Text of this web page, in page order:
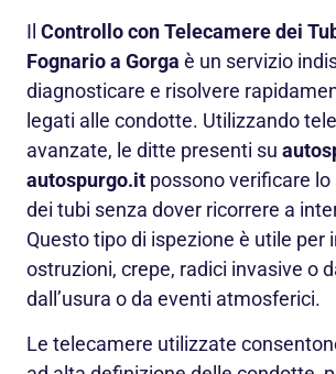
Il Controllo con Telecamere dei
Fognario a Gorga è un servizio
diagnosticare e risolvere
legati alle condotte. Utilizzando
avanzate, le ditte presenti su
autospurgo.it possono verificare
dei tubi senza dover ricorrere a
Questo tipo di ispezione è utile per
ostruzioni, crepe, radici invasive o
dall’usura o da eventi atmosferici.
Le telecamere utilizzate